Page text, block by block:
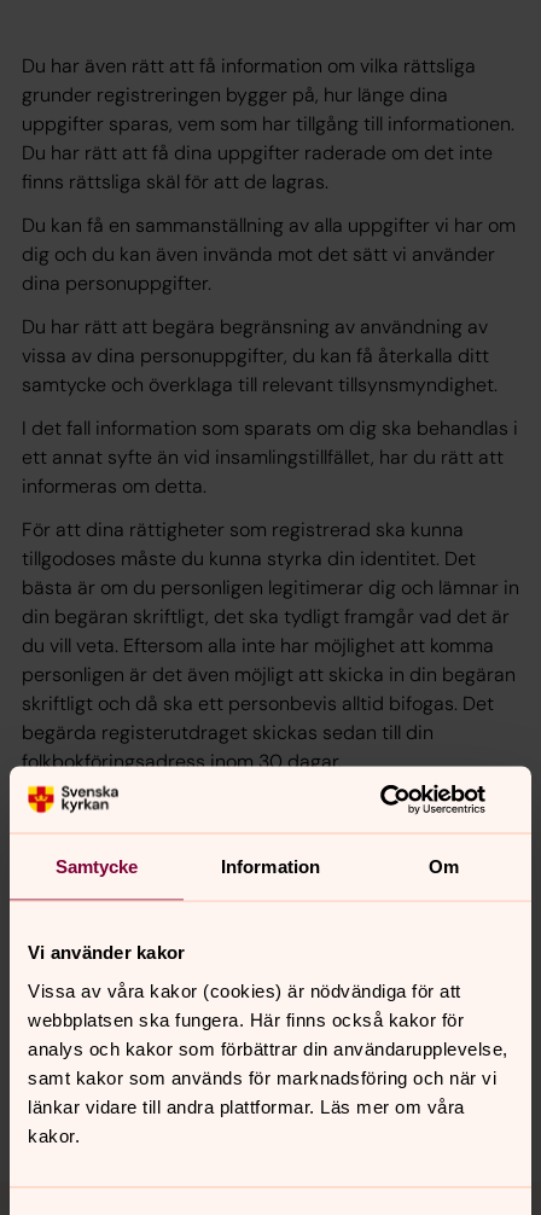
Samtycke Information Om
Vi använder kakor
Vissa av våra kakor (cookies) är nödvändiga för att
webbplatsen ska fungera. Här finns också kakor för
analys och kakor som förbättrar din användarupplevelse,
samt kakor som används för marknadsföring och när vi
länkar vidare till andra plattformar. Läs mer om våra
kakor.
Du har även rätt att få information om vilka rättsliga
grunder registreringen bygger på, hur länge dina
uppgifter sparas, vem som har tillgång till informationen.
Du har rätt att få dina uppgifter raderade om det inte
finns rättsliga skäl för att de lagras.
Du kan få en sammanställning av alla uppgifter vi har om
dig och du kan även invända mot det sätt vi använder
dina personuppgifter.
Du har rätt att begära begränsning av användning av
vissa av dina personuppgifter, du kan få återkalla ditt
samtycke och överklaga till relevant tillsynsmyndighet.
I det fall information som sparats om dig ska behandlas i
ett annat syfte än vid insamlingstillfället, har du rätt att
informeras om detta.
För att dina rättigheter som registrerad ska kunna
tillgodoses måste du kunna styrka din identitet. Det
bästa är om du personligen legitimerar dig och lämnar in
din begäran skriftligt, det ska tydligt framgår vad det är
du vill veta. Eftersom alla inte har möjlighet att komma
personligen är det även möjligt att skicka in din begäran
skriftligt och då ska ett personbevis alltid bifogas. Det
begärda registerutdraget skickas sedan till din
folkbokföringsadress inom 30 dagar.
Om du anser att behandlingen av dina personuppgifter
inte sker på ett korrekt sätt kan du klaga
hos Datainspektionen.
Senast ändrad 25 juni 2018
Synpunkter eller frågor på sidans
innehåll?
ostersund.forsamling@svenskakyrkan.se
Dela
Tillbaka till toppen
Tillbaka till innehållet